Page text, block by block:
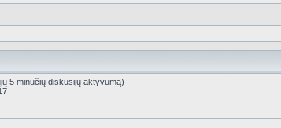
5 minučių diskusijų aktyvumą)